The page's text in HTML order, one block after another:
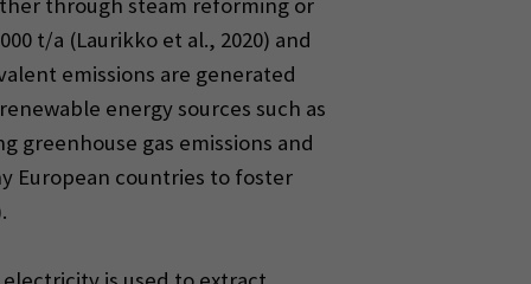
t/a (Laurikko et al., 2020) and
emissions are generated
energy sources such as
greenhouse gas emissions and
European countries to foster